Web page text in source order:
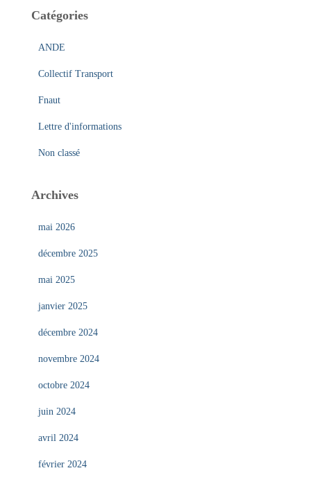
Catégories
ANDE
Collectif Transport
Fnaut
Lettre d'informations
Non classé
Archives
mai 2026
décembre 2025
mai 2025
janvier 2025
décembre 2024
novembre 2024
octobre 2024
juin 2024
avril 2024
février 2024